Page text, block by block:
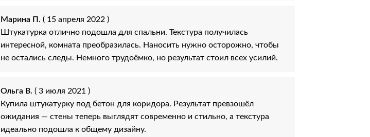
Марина П. ( 15 апреля 2022 )
Штукатурка отлично подошла для спальни. Текстура получилась
интересной, комната преобразилась. Наносить нужно осторожно, чтобы
не остались следы. Немного трудоёмко, но результат стоил всех усилий.
Ольга В. ( 3 июля 2021 )
Купила штукатурку под бетон для коридора. Результат превзошёл
ожидания — стены теперь выглядят современно и стильно, а текстура
идеально подошла к общему дизайну.